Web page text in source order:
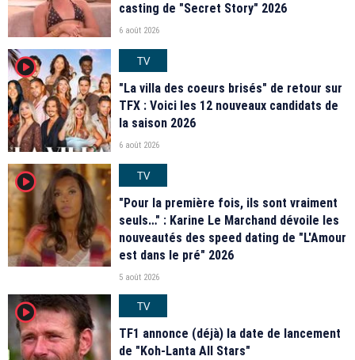
casting de "Secret Story" 2026
6 août 2026
player2
TV
"La villa des coeurs brisés" de retour sur
TFX : Voici les 12 nouveaux candidats de
la saison 2026
6 août 2026
player2
TV
"Pour la première fois, ils sont vraiment
seuls…" : Karine Le Marchand dévoile les
nouveautés des speed dating de "L'Amour
est dans le pré" 2026
5 août 2026
player2
TV
TF1 annonce (déjà) la date de lancement
de "Koh-Lanta All Stars"